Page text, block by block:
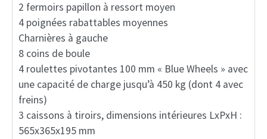
2 fermoirs papillon à ressort moyen
4 poignées rabattables moyennes
Charnières à gauche
8 coins de boule
4 roulettes pivotantes 100 mm « Blue Wheels » avec
une capacité de charge jusqu’à 450 kg (dont 4 avec
freins)
3 caissons à tiroirs, dimensions intérieures LxPxH :
565x365x195 mm